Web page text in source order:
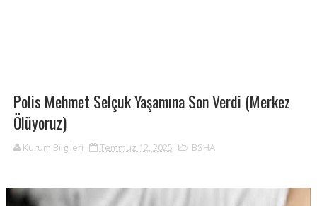
Polis Mehmet Selçuk Yaşamına Son Verdi (Merkez
Ölüyoruz)
Kurum Bilgileri Temmuz 12, 2025 BSHA